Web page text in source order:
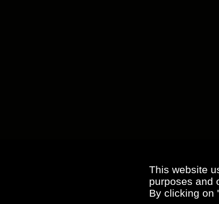
This website
purposes and
By clicking on